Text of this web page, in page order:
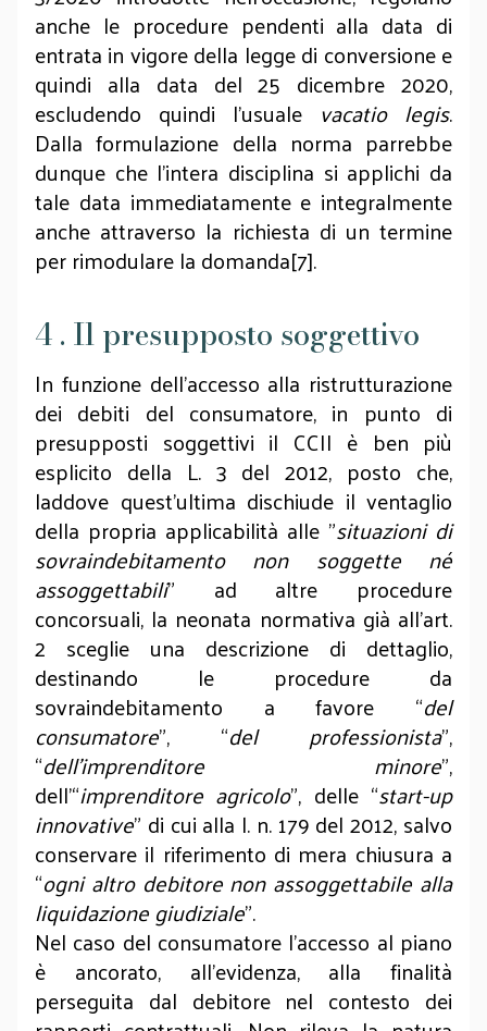
anche le procedure pendenti alla data di
entrata in vigore della legge di conversione e
quindi alla data del 25 dicembre 2020,
escludendo quindi l'usuale vacatio legis.
Dalla formulazione della norma parrebbe
dunque che l'intera disciplina si applichi da
tale data immediatamente e integralmente
anche attraverso la richiesta di un termine
per rimodulare la domanda[7].
4 . Il presupposto soggettivo
In funzione dell’accesso alla ristrutturazione
dei debiti del consumatore, in punto di
presupposti soggettivi il CCII è ben più
esplicito della L. 3 del 2012, posto che,
laddove quest’ultima dischiude il ventaglio
della propria applicabilità alle "situazioni di
sovraindebitamento non soggette né
assoggettabili" ad altre procedure
concorsuali, la neonata normativa già all’art.
2 sceglie una descrizione di dettaglio,
destinando le procedure da
sovraindebitamento a favore “del
consumatore”, “del professionista”,
“dell’imprenditore minore”,
dell’“imprenditore agricolo”, delle “start-up
innovative” di cui alla l. n. 179 del 2012, salvo
conservare il riferimento di mera chiusura a
“ogni altro debitore non assoggettabile alla
liquidazione giudiziale”.
Nel caso del consumatore l’accesso al piano
è ancorato, all’evidenza, alla finalità
perseguita dal debitore nel contesto dei